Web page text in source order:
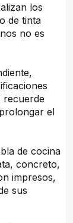
los
de tinta
no es
recuerde
el
de cocina
concreto,
impresos,
sus